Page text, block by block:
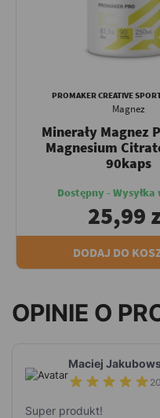
PROMAKER CREATIVE
Magnez
Minerały Magnez
Magnesium
90kaps
Dostępny - Wysyłka
25,99
DODAJ DO
OPINIE O
Maciej
Super produkt!